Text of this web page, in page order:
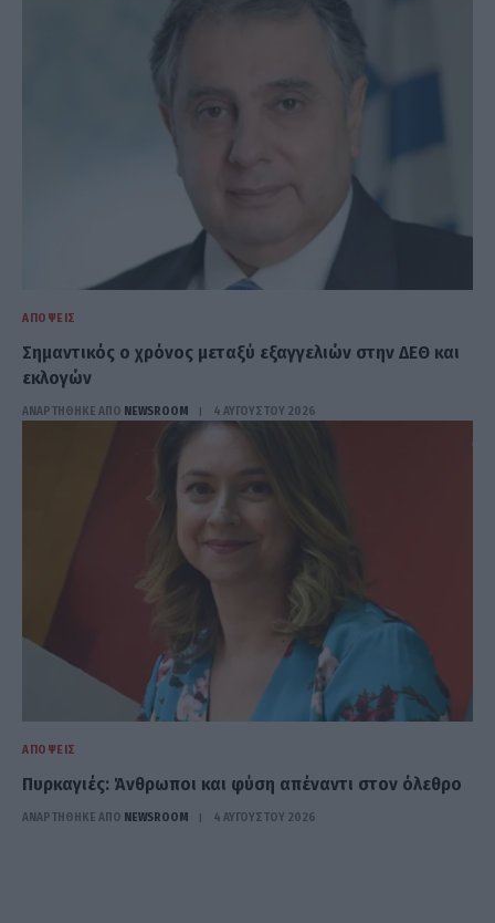
ΑΠΌΨΕΙΣ
Σημαντικός ο χρόνος μεταξύ εξαγγελιών στην ΔΕΘ και
εκλογών
ΑΝΑΡΤΗΘΗΚΕ ΑΠΟ NEWSROOM 4 ΑΥΓΟΎΣΤΟΥ 2026
ΑΠΌΨΕΙΣ
Πυρκαγιές: Άνθρωποι και φύση απέναντι στον όλεθρο
ΑΝΑΡΤΗΘΗΚΕ ΑΠΟ NEWSROOM 4 ΑΥΓΟΎΣΤΟΥ 2026